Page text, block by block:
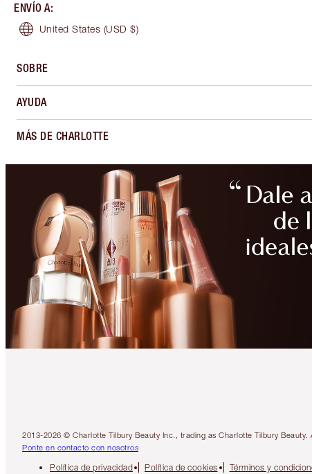
ENVÍO A:
United States (USD $)
SOBRE
AYUDA
MÁS DE CHARLOTTE
2013-2026 © Charlotte Tilbury Beauty Inc., trading as Charlotte Tilbury
Ponte en contacto con nosotros
Política de privacidad Política de cookies Términos y